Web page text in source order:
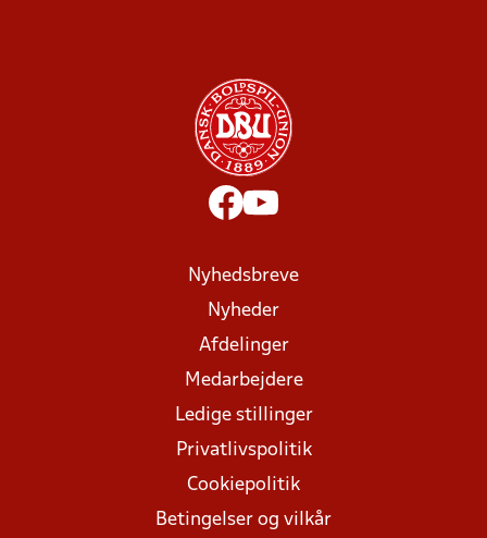
Nyhedsbreve
Nyheder
Afdelinger
Medarbejdere
Ledige stillinger
Privatlivspolitik
Cookiepolitik
Betingelser og vilkår